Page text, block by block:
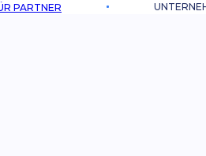
PARTNER